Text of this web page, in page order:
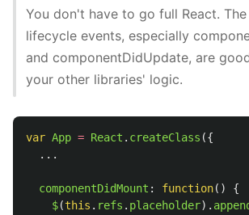
You don't have to go full React.
lifecycle events, especially
and componentDidUpdate, are
your other libraries' logic.
var App = React . createClass ({
...
componentDidMount : function()
{
$(this . refs . placeholder).